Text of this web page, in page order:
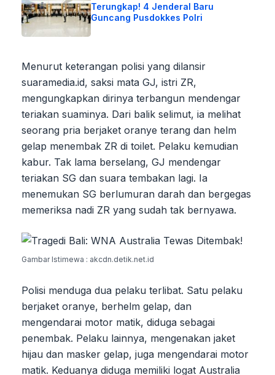
Terungkap! 4 Jenderal Baru
Guncang Pusdokkes Polri
Menurut keterangan polisi yang dilansir
suaramedia.id, saksi mata GJ, istri ZR,
mengungkapkan dirinya terbangun mendengar
teriakan suaminya. Dari balik selimut, ia melihat
seorang pria berjaket oranye terang dan helm
gelap menembak ZR di toilet. Pelaku kemudian
kabur. Tak lama berselang, GJ mendengar
teriakan SG dan suara tembakan lagi. Ia
menemukan SG berlumuran darah dan bergegas
memeriksa nadi ZR yang sudah tak bernyawa.
Gambar Istimewa : akcdn.detik.net.id
Polisi menduga dua pelaku terlibat. Satu pelaku
berjaket oranye, berhelm gelap, dan
mengendarai motor matik, diduga sebagai
penembak. Pelaku lainnya, mengenakan jaket
hijau dan masker gelap, juga mengendarai motor
matik. Keduanya diduga memiliki logat Australia